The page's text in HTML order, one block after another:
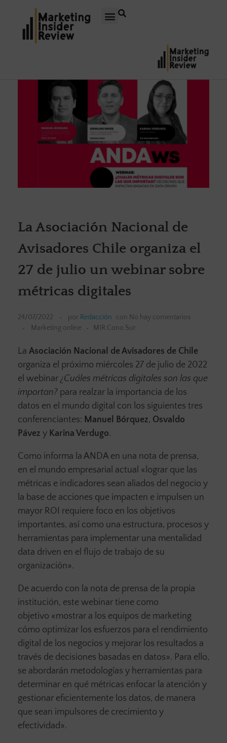
La Asociación Nacional de
Avisadores Chile organiza el
27 de julio un webinar sobre
métricas digitales
24/07/2022 por Redacción con No hay comentarios
Marketing online
MIR Cono Sur
La Asociación Nacional de Avisadores de Chile
organiza el próximo miércoles 27 de julio de 2022
el webinar ¿Cuáles métricas digitales son las que
importan? para realzar la importancia de los
datos en el mundo digital con los siguientes tres
conferenciantes: Manuel Bórquez, Osvaldo
Pávez y Karina Verdugo.
Como informa la ANDA en una nota de prensa,
en el mundo empresarial actual «lograr que las
métricas e indicadores sean aliados del negocio y
la base de acciones que impacten e impulsen un
mayor ROI requiere foco en los objetivos
importantes, así como una estructura, procesos y
herramientas para implementar una mentalidad
data driven en el flujo de trabajo de su
organización».
De acuerdo con la nota de prensa de la propia
institución, este webinar tiene como
objetivo «mostrar a los equipos de marketing
cómo optimizar los esfuerzos para el rendimiento
digital de los negocios y mejorar los resultados a
través de decisiones basadas en datos». Para ello,
se abordarán metodologías y herramientas para
determinar en qué métricas enfocar la atención y
gestionar eficientemente los datos, de manera
que sean impulsores de crecimiento y
efectividad».